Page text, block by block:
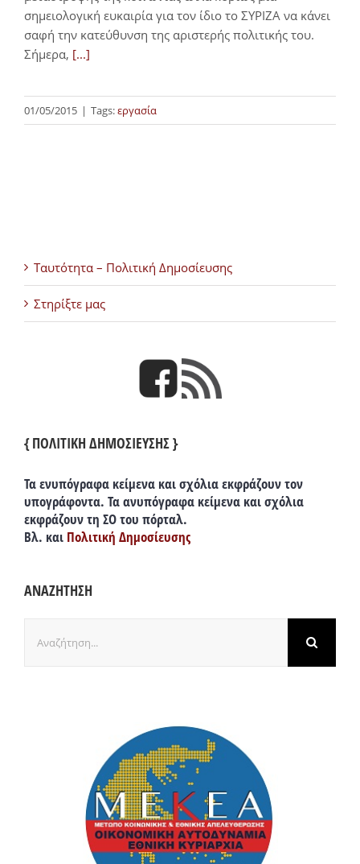
σημειολογική ευκαιρία για τον ίδιο το ΣΥΡΙΖΑ να κάνει
σαφή την κατεύθυνση της αριστερής πολιτικής του.
Σήμερα, [...]
01/05/2015 | Tags:εργασία
Ταυτότητα – Πολιτική Δημοσίευσης
Στηρίξτε μας
{ ΠΟΛΙΤΙΚΗ ΔΗΜΟΣΙΕΥΣΗΣ }
Τα ενυπόγραφα κείμενα και σχόλια εκφράζουν τον
υπογράφοντα. Τα ανυπόγραφα κείμενα και σχόλια
εκφράζουν τη ΣΟ του πόρταλ.
Βλ. και Πολιτική Δημοσίευσης
ΑΝΑΖΗΤΗΣΗ
για: